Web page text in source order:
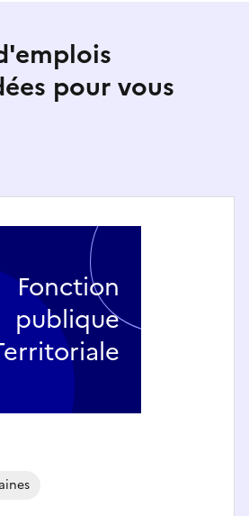
pour vous
Fonction
publique